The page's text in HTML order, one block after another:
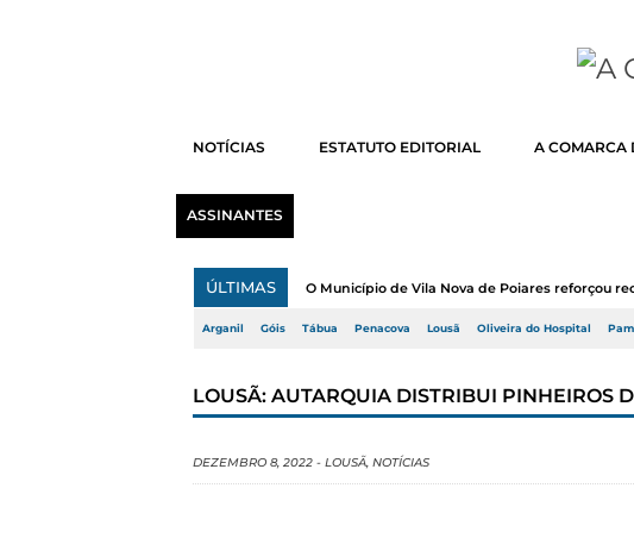
NOTÍCIAS ESTATUTO EDITORIAL A COMARCA
ASSINANTES
ÚLTIMAS O Município de Vila Nova de Poiares reforçou
Arganil Góis Tábua Penacova Lousã Oliveira do Hospital
LOUSÃ: AUTARQUIA DISTRIBUI PINHEIROS
DEZEMBRO 8, 2022 - LOUSÃ, NOTÍCIAS